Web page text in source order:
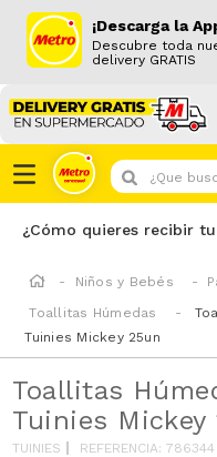
¡Descarga la
Descubre toda
delivery GRATIS
¿Que buscas
¿Cómo quieres recibir
Niños y Bebés
Toallitas Húmedas
Tuinies Mickey 25un
Toallitas
Tuinies Mickey
TUINIES REFERENCIA:786344